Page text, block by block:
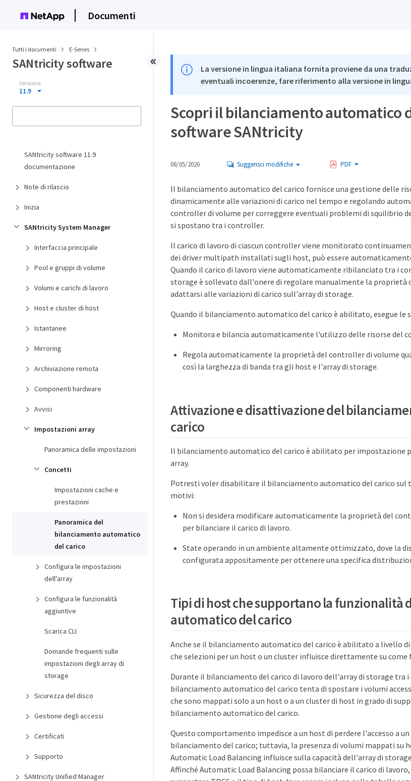
Documenti
Tutti i documenti E-Series
SANtricity software
Versione
11.9
SANtricity software 11.9
documentazione
Note di rilascio
Inizia
SANtricity System Manager
Interfaccia principale
Pool e gruppi di volume
Volumi e carichi di lavoro
Host e cluster di host
Istantanee
Mirroring
Archiviazione remota
Componenti hardware
Avvisi
Impostazioni array
Panoramica delle impostazioni
Concetti
Impostazioni cache e
prestazioni
Panoramica del
bilanciamento automatico
del carico
Configura le impostazioni
dell'array
Configura le funzionalità
aggiuntive
Scarica CLI
Domande frequenti sulle
impostazioni degli array di
storage
Sicurezza del disco
Gestione degli accessi
Certificati
Supporto
SANtricity Unified Manager
La versione in lingua italiana fornita proviene da una
eventuali incoerenze, fare riferimento alla versione in
Scopri il bilanciamento automatico
software SANtricity
08/05/2026 Suggerisci modifiche PDF
Il bilanciamento automatico del carico fornisce una gestione delle
dinamicamente alle variazioni di carico nel tempo e regolando
controller di volume per correggere eventuali problemi di squilibrio
si spostano tra i controller.
Il carico di lavoro di ciascun controller viene monitorato
dei driver multipath installati sugli host, può essere
Quando il carico di lavoro viene automaticamente ribilanciato tra i
storage è sollevato dall'onere di regolare manualmente la proprietà
adattarsi alle variazioni di carico sull'array di storage.
Quando il bilanciamento automatico del carico è abilitato, esegue le
Monitora e bilancia automaticamente l'utilizzo delle risorse del
Regola automaticamente la proprietà del controller di volume
così la larghezza di banda tra gli host e l'array di storage.
Attivazione e disattivazione del
carico
Il bilanciamento automatico del carico è abilitato per impostazione
array.
Potresti voler disabilitare il bilanciamento automatico del carico sul
motivi:
Non si desidera modificare automaticamente la proprietà del
per bilanciare il carico di lavoro.
State operando in un ambiente altamente ottimizzato, dove la
configurata appositamente per ottenere una specifica
Tipi di host che supportano la funzionalità
automatico del carico
Anche se il bilanciamento automatico del carico è abilitato a livello
che selezioni per un host o un cluster influisce direttamente su
Durante il bilanciamento del carico di lavoro dell'array di storage
bilanciamento automatico del carico tenta di spostare i volumi
che sono mappati solo a un host o a un cluster di host in grado di
bilanciamento automatico del carico.
Questo comportamento impedisce a un host di perdere l'accesso a un
bilanciamento del carico; tuttavia, la presenza di volumi mappati su
Automatic Load Balancing influisce sulla capacità dell'array di
Affinché Automatic Load Balancing possa bilanciare il carico di